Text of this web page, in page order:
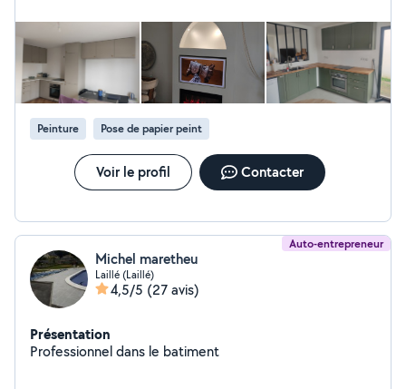
des volets, poser des prises, petite travaux de
plomberie ou effectuer des réparations dans votre
maison. Je mets a votre disposition plus de 20 ans
d'expérience dans le secteur du bâtiment avec une
spécialisation en menuiserie alu, pvc, insi dans la vitrerie.
Mon expérience couvre également la pose de plaques
de plâtre, le parquet ,faux plafonds et le nettoyage,
proposant un service polyvalent adapté à vos besoins .
Vous avez des questions ou souhaitez discuter de votre
projet d'aménagement, je suis à votre disposition pour
personnalis. N'hésitez pas à me contacter
Peinture Pose de papier peint
Voir le profil Contacter
Auto-entrepreneur
Michel maretheu
Laillé (Laillé)
4,5/5 (27 avis)
Présentation
Professionnel dans le batiment